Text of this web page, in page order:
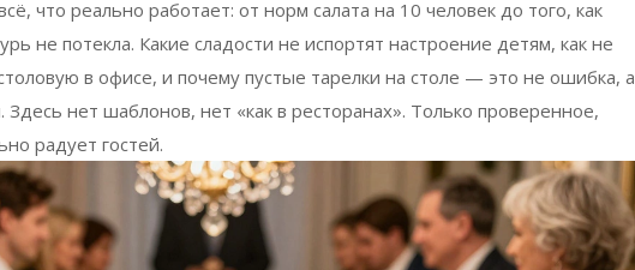
что реально работает: от норм салата на 10 человек до того, как
не потекла. Какие сладости не испортят настроение детям, как не
в офисе, и почему пустые тарелки на столе — это не ошибка, а
Здесь нет шаблонов, нет «как в ресторанах». Только проверенное,
радует гостей.